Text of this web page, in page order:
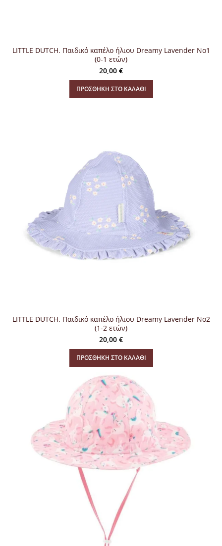
LITTLE DUTCH. Παιδικό καπέλο ήλιου Dreamy Lavender No1
(0-1 ετών)
20,00 €
ΠΡΟΣΘΉΚΗ ΣΤΟ ΚΑΛΆΘΙ
LITTLE DUTCH. Παιδικό καπέλο ήλιου Dreamy Lavender No2
(1-2 ετών)
20,00 €
ΠΡΟΣΘΉΚΗ ΣΤΟ ΚΑΛΆΘΙ